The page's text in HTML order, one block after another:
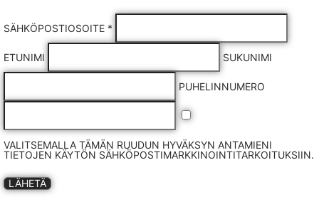
SÄHKÖPOSTIOSOITE *
ETUNIMI SUKUNIMI
PUHELINNUMERO
VALITSEMALLA TÄMÄN RUUDUN HYVÄKSYN ANTAMIENI
TIETOJEN KÄYTÖN SÄHKÖPOSTIMARKKINOINTITARKOITUKSIIN.
LÄHETÄ